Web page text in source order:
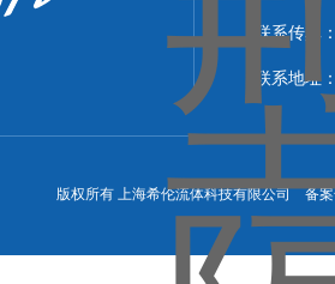
联系传真
联系地址
版权所有 上海希伦流体科技有限公司 备